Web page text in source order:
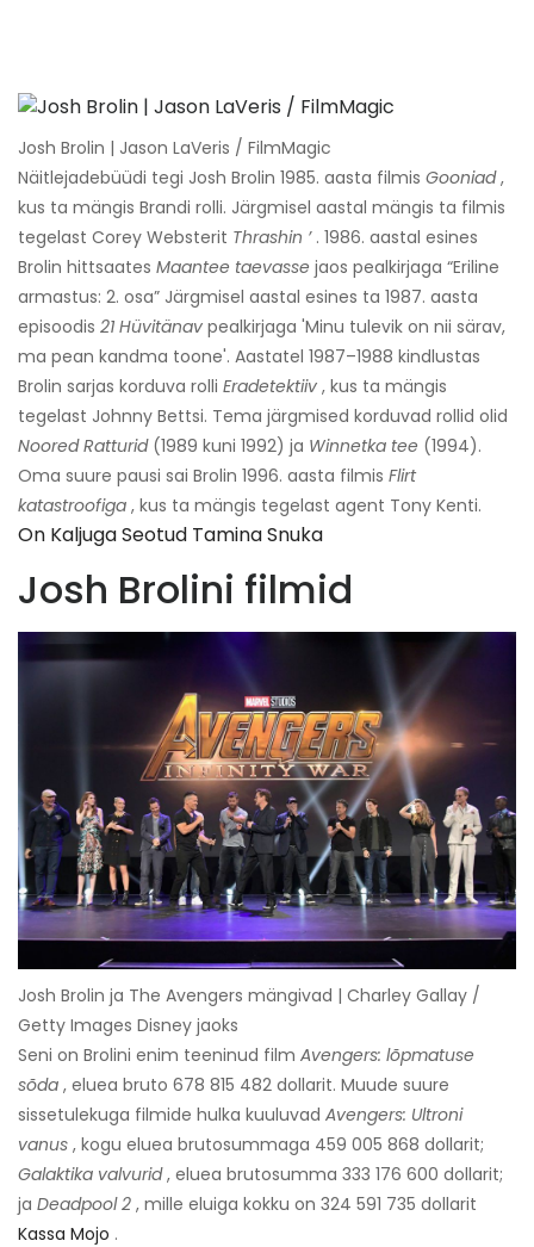
Josh Brolin | Jason LaVeris / FilmMagic
Näitlejadebüüdi tegi Josh Brolin 1985. aasta filmis Gooniad,
kus ta mängis Brandi rolli. Järgmisel aastal mängis ta filmis
tegelast Corey Websterit Thrashin ’. 1986. aastal esines
Brolin hittsaates Maantee taevasse jaos pealkirjaga “Eriline
armastus: 2. osa” Järgmisel aastal esines ta 1987. aasta
episoodis 21 Hüvitänav pealkirjaga 'Minu tulevik on nii särav,
ma pean kandma toone'. Aastatel 1987–1988 kindlustas
Brolin sarjas korduva rolli Eradetektiiv , kus ta mängis
tegelast Johnny Bettsi. Tema järgmised korduvad rollid olid
Noored Ratturid(1989 kuni 1992) ja Winnetka tee (1994).
Oma suure pausi sai Brolin 1996. aasta filmis Flirt
katastroofiga , kus ta mängis tegelast agent Tony Kenti.
On Kaljuga Seotud Tamina Snuka
Josh Brolini filmid
Josh Brolin ja The Avengers mängivad | Charley Gallay /
Getty Images Disney jaoks
Seni on Brolini enim teeninud film Avengers: lõpmatuse
sõda , eluea bruto 678 815 482 dollarit. Muude suure
sissetulekuga filmide hulka kuuluvad Avengers: Ultroni
vanus , kogu eluea brutosummaga 459 005 868 dollarit;
Galaktika valvurid, eluea brutosumma 333 176 600 dollarit;
ja Deadpool 2 , mille eluiga kokku on 324 591 735 dollarit
Kassa Mojo .